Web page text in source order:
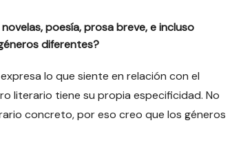
poesía, prosa breve, e incluso
diferentes?
lo que siente en relación con el
literario tiene su propia especificidad. No
concreto, por eso creo que los géneros